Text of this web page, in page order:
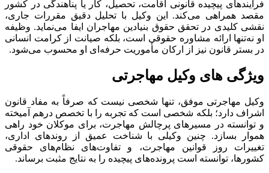
فرآیندهای پیچیده‌ قانونی اقامت، تحصیل، کار یا پناهندگی در کشور
مقصد همراهی می‌کند.
این وکیل با تحلیل دقیق مقررات جاری،
نقشی کلیدی در تحقق حقوق بنیادین مهاجران ایفا می‌نماید. وظیفه
او نه‌تنها ارائه مشاوره حقوقی است، بلکه صیانت از کرامت انسانی
در بستر قانون نیز از ارکان مأموریت حرفه‌ای او محسوب می‌شود.
ویژگی های وکیل مهاجرتی
وکیل مهاجرتی موفق، تنها شخصی نیست که صرفاً به مفاد قانون
اشراف دارد؛ بلکه شخصی است که تجربه را با تخصص درهم آمیخته
و توانسته در مسیرهای پرچالش مهاجرت، برای موکلان خود راهی
هموار بسازد. چنین وکیلی با شناخت عمیق از روندهای اداری،
تغییرات روز قوانین مهاجرت، و تفاوت‌های نظام‌های حقوقی
کشورها، توانسته است پرونده‌های پیچیده را به نتایج مثبت برساند.